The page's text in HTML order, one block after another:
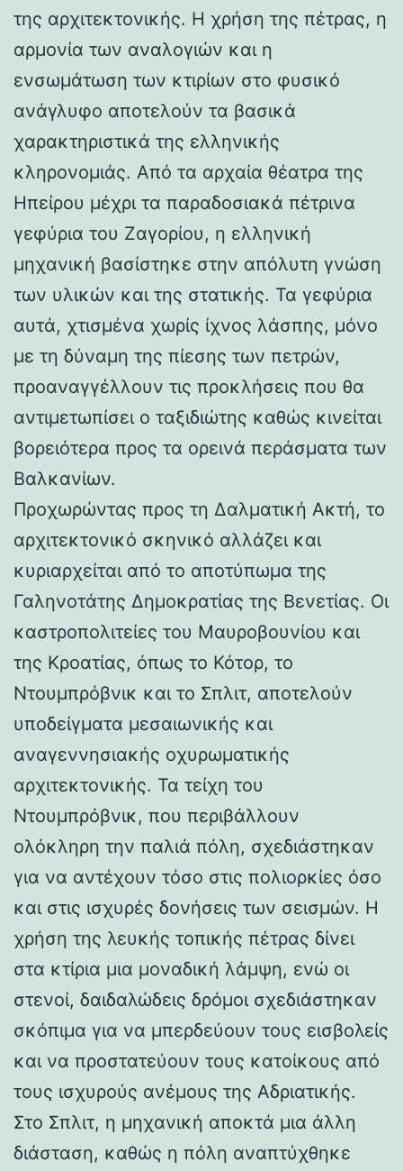
της αρχιτεκτονικής. Η χρήση της πέτρας, η
αρμονία των αναλογιών και η
ενσωμάτωση των κτιρίων στο φυσικό
ανάγλυφο αποτελούν τα βασικά
χαρακτηριστικά της ελληνικής
κληρονομιάς. Από τα αρχαία θέατρα της
Ηπείρου μέχρι τα παραδοσιακά πέτρινα
γεφύρια του Ζαγορίου, η ελληνική
μηχανική βασίστηκε στην απόλυτη γνώση
των υλικών και της στατικής. Τα γεφύρια
αυτά, χτισμένα χωρίς ίχνος λάσπης, μόνο
με τη δύναμη της πίεσης των πετρών,
προαναγγέλλουν τις προκλήσεις που θα
αντιμετωπίσει ο ταξιδιώτης καθώς κινείται
βορειότερα προς τα ορεινά περάσματα των
Βαλκανίων.
Προχωρώντας προς τη Δαλματική Ακτή, το
αρχιτεκτονικό σκηνικό αλλάζει και
κυριαρχείται από το αποτύπωμα της
Γαληνοτάτης Δημοκρατίας της Βενετίας. Οι
καστροπολιτείες του Μαυροβουνίου και
της Κροατίας, όπως το Κότορ, το
Ντουμπρόβνικ και το Σπλιτ, αποτελούν
υποδείγματα μεσαιωνικής και
αναγεννησιακής οχυρωματικής
αρχιτεκτονικής. Τα τείχη του
Ντουμπρόβνικ, που περιβάλλουν
ολόκληρη την παλιά πόλη, σχεδιάστηκαν
για να αντέχουν τόσο στις πολιορκίες όσο
και στις ισχυρές δονήσεις των σεισμών. Η
χρήση της λευκής τοπικής πέτρας δίνει
στα κτίρια μια μοναδική λάμψη, ενώ οι
στενοί, δαιδαλώδεις δρόμοι σχεδιάστηκαν
σκόπιμα για να μπερδεύουν τους εισβολείς
και να προστατεύουν τους κατοίκους από
τους ισχυρούς ανέμους της Αδριατικής.
Στο Σπλιτ, η μηχανική αποκτά μια άλλη
διάσταση, καθώς η πόλη αναπτύχθηκε